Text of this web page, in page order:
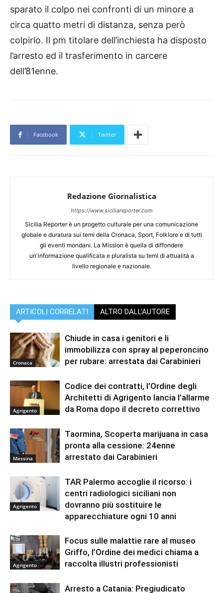
sparato il colpo nei confronti di un minore a
circa quatto metri di distanza, senza però
colpirlo. Il pm titolare dell’inchiesta ha disposto
l’arresto ed il trasferimento in carcere
dell’81enne.
Facebook Twitter
Redazione Giornalistica
https://www.siciliareporter.com
Sicilia Reporter è un progetto culturale per una comunicazione
globale e duratura sui temi della Cronaca, Sport, Folklore e di tutti
gli eventi mondani. La Mission è quella di diffondere
un'informazione qualificata e pluralista su temi di attualità a
livello regionale e nazionale.
ARTICOLI CORRELATI ALTRO DALL'AUTORE
Cronaca
Chiude in casa i genitori e li
immobilizza con spray al peperoncino
per rubare: arrestata dai Carabinieri
Agrigento
Codice dei contratti, l’Ordine degli
Architetti di Agrigento lancia l’allarme
da Roma dopo il decreto correttivo
Messina
Taormina, Scoperta marijuana in casa
pronta alla cessione: 24enne
arrestato dai Carabinieri
Agrigento
TAR Palermo accoglie il ricorso: i
centri radiologici siciliani non
dovranno più sostituire le
apparecchiature ogni 10 anni
Agrigento
Focus sulle malattie rare al museo
Griffo, l’Ordine dei medici chiama a
raccolta illustri professionisti
Arresto a Catania: Pregiudicato